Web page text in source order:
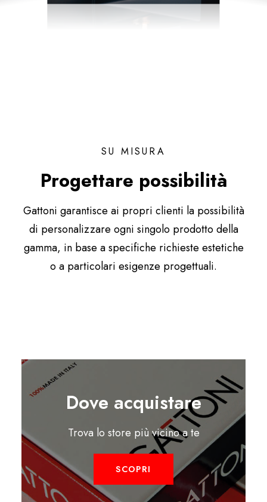
SU MISURA
Progettare possibilità
Gattoni garantisce ai propri clienti la possibilità
di personalizzare ogni singolo prodotto della
gamma, in base a specifiche richieste estetiche
o a particolari esigenze progettuali.
Dove acquistare
Trova lo store più vicino a te
SCOPRI